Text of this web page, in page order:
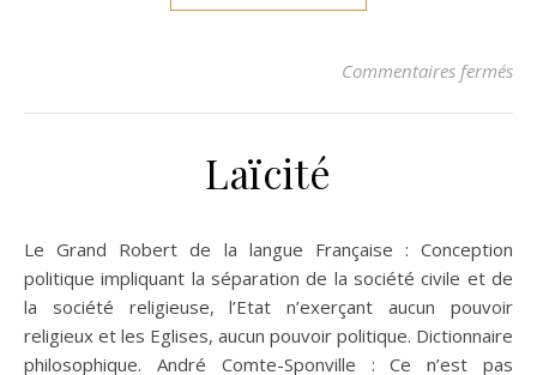
Commentaires fermés
Laïcité
Le Grand Robert de la langue Française : Conception
politique impliquant la séparation de la société civile et de
la société religieuse, l’Etat n’exerçant aucun pouvoir
religieux et les Eglises, aucun pouvoir politique. Dictionnaire
philosophique. André Comte-Sponville : Ce n’est pas